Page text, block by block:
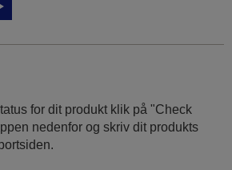
for dit produkt klik på "Check
nedenfor og skriv dit produkts